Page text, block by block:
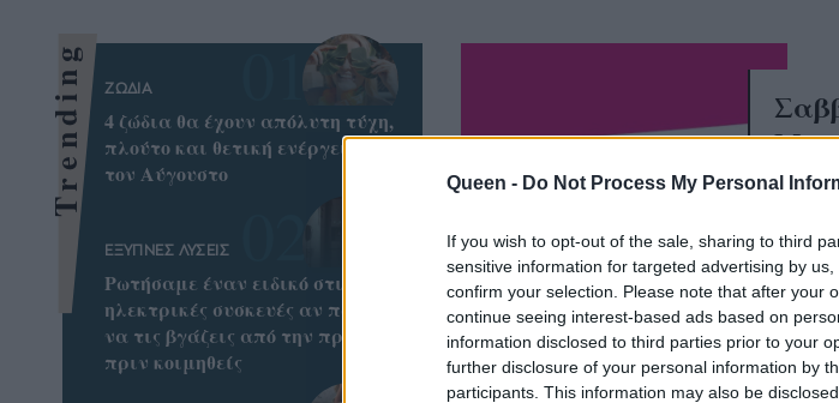
Queen - Do Not Process My Personal
If you wish to opt-out of the sale, sharing to third
sensitive information for targeted advertising by
confirm your selection. Please note that after your
continue seeing interest-based ads based on
information disclosed to third parties prior to your
further disclosure of your personal information by
participants. This information may also be
Trending ΖΩΔΙΑ
4 ζώδια θα έχουν απόλυτη τύχη,
πλούτο και θετική ενέργεια όλο
τον Αύγουστο
ΕΞΥΠΝΕΣ ΛΥΣΕΙΣ
Ρωτήσαμε έναν ειδικό στις
ηλεκτρικές συσκευές αν πρέπει
να τις βγάζεις από την πρίζα
πριν κοιμηθείς